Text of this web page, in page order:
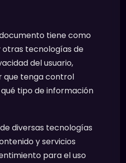
tiene como
tecnologías de
del usuario,
que tenga control
tipo de información
diversas tecnologías
y servicios
para el uso